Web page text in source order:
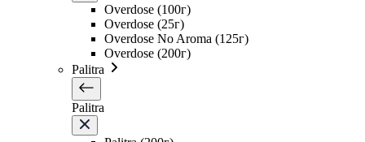
Overdose (100г)
Overdose (25г)
Overdose No Aroma (125г)
Overdose (200г)
Palitra
Palitra